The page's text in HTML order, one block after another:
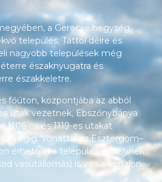
a Gerecse hegység
település, Táttól délre és
nagyobb települések még
északnyugatra és
északkeletre.
főúton, központjába az abból
es utak vezetnek, Ebszőnybánya
os és 1119-es utakat
végig. Vonattal az Esztergom–
érhető el a település, amelynek
vasútállomás) is van a vonalon.